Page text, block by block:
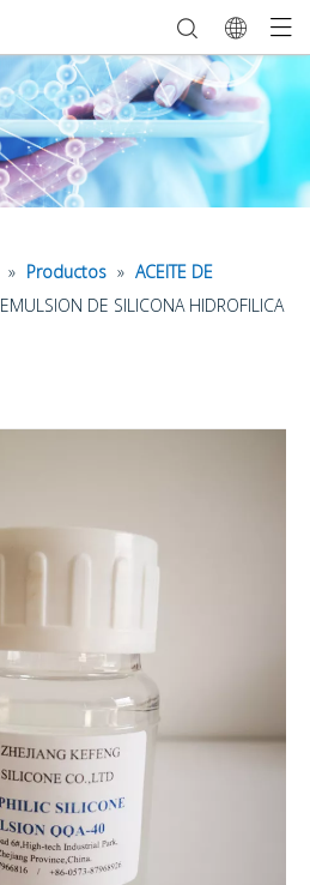
» Productos » ACEITE DE
EMULSION DE SILICONA HIDROFILICA